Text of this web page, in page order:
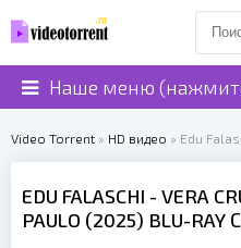
Наше меню
Video Torrent » HD видео » Edu
EDU FALASCHI - VERA
PAULO (2025) BLU-